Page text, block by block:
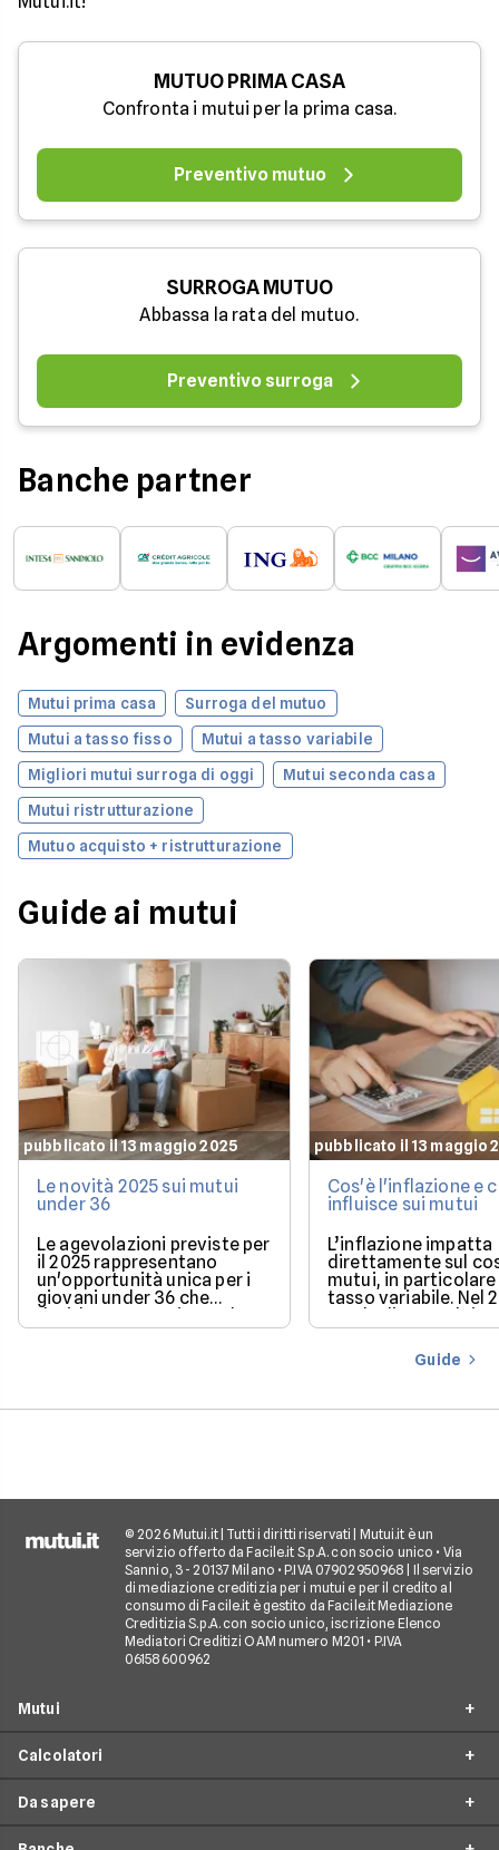
MUTUO PRIMA CASA
Confronta i mutui per la prima casa.
Preventivo mutuo
SURROGA MUTUO
Abbassa la rata del mutuo.
Preventivo surroga
Banche partner
Argomenti in evidenza
Mutui prima casa
Surroga del mutuo
Mutui a tasso fisso
Mutui a tasso variabile
Migliori mutui surroga di oggi
Mutui seconda casa
Mutui ristrutturazione
Mutuo acquisto + ristrutturazione
Guide ai mutui
pubblicato il 13 maggio 2025
Le novità 2025 sui mutui
under 36
Le agevolazioni previste per
il 2025 rappresentano
un'opportunità unica per i
giovani under 36 che
desiderano acquistare la
loro prima casa.
pubblicato il 13 maggio
Cos'è l'inflazione e
influisce sui mutui
L’inflazione impatta
direttamente sul
mutui, in particolare
tasso variabile. Nel
con la discesa dei
il mercato offre
più favorevoli per
finanziareGuide
© 2026 Mutui.it | Tutti i diritti riservati | Mutui.it è un
servizio offerto da Facile.it S.p.A. con socio unico • Via
Sannio, 3 - 20137 Milano • P.IVA 07902950968 | Il servizio
di mediazione creditizia per i mutui e per il credito al
consumo di Facile.it è gestito da Facile.it Mediazione
Creditizia S.p.A. con socio unico, iscrizione Elenco
Mediatori Creditizi OAM numero M201 • P.IVA
06158600962
Mutui
Mutuo Seconda Casa
Surroga Mutuo
Calcolatori
Simulazione Mutuo
Da sapere